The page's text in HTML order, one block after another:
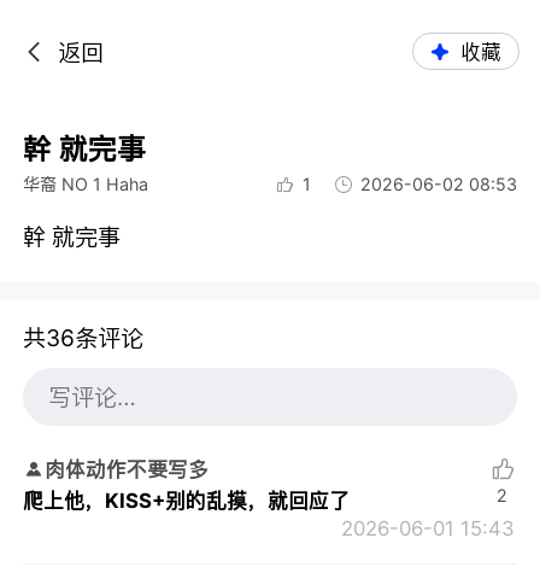
返回 收藏
幹 就完事
华裔 NO 1 Haha 1 2026-06-02 08:53
幹 就完事
共36条评论
肉体动作不要写多
爬上他，KISS+别的乱摸，就回应了
2026-06-01 15:43
2